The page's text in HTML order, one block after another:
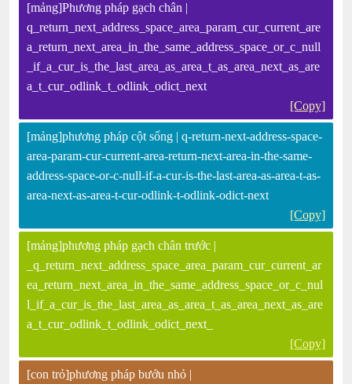
[mảng]Phương pháp gạch chân |
q_return_next_address_space_area_param_cur_current_are
a_return_next_area_in_the_same_address_space_or_c_null
_if_a_cur_is_the_last_area_as_area_t_as_area_next_as_are
a_t_cur_odlink_t_odlink_odict_next
[Copy]
[mảng]phương pháp cột sống | q-return-next-address-space-
area-param-cur-current-area-return-next-area-in-the-same-
address-space-or-c-null-if-a-cur-is-the-last-area-as-area-t-as-
area-next-as-area-t-cur-odlink-t-odlink-odict-next
[Copy]
[mảng]phương pháp gạch chân trước |
_q_return_next_address_space_area_param_cur_current_ar
ea_return_next_area_in_the_same_address_space_or_c_nul
l_if_a_cur_is_the_last_area_as_area_t_as_area_next_as_are
a_t_cur_odlink_t_odlink_odict_next_
[Copy]
[con trỏ]phương pháp bướu nhỏ |